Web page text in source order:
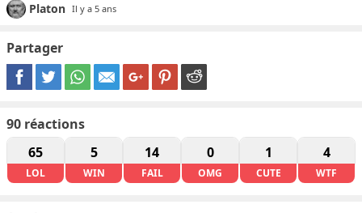
Platon Il y a 5 ans
Partager
90 réactions
65
LOL
5
WIN
14
FAIL
0
OMG
1
CUTE
4
WTF